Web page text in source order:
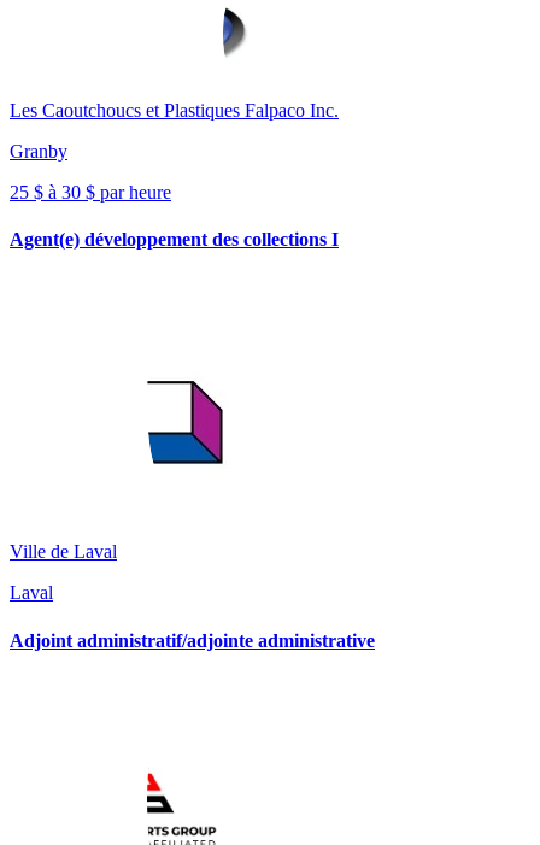
Les Caoutchoucs et Plastiques Falpaco Inc.
Granby
25 $ à 30 $ par heure
Agent(e) développement des collections I
Ville de Laval
Laval
Adjoint administratif/adjointe administrative